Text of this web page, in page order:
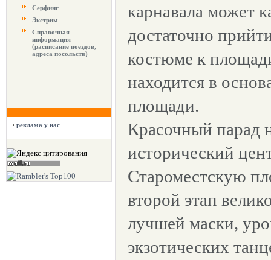
Серфинг
Экстрим
Справочная
информация
(расписание поездов,
адреса посольств)
реклама у нас
карнавала может
достаточно
костюме к
находится в
площади.
Красочный парад
исторический
Староместскую
второй этап
лучшей маски,
экзотических